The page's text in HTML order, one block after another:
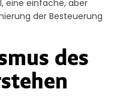
eine einfache, aber
der Besteuerung
des